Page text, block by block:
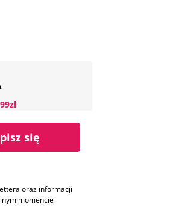
się
oraz informacji
momencie